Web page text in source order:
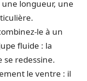
longueur, une
le à un
fluide : la
se redessine.
le ventre : il